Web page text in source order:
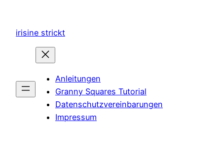
springen
irisine strickt
Anleitungen
Granny Squares Tutorial
Datenschutzvereinbarungen
Impressum